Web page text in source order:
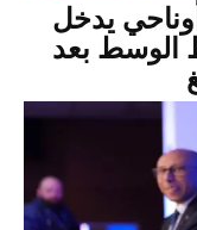
يدخل
الوسط بعد